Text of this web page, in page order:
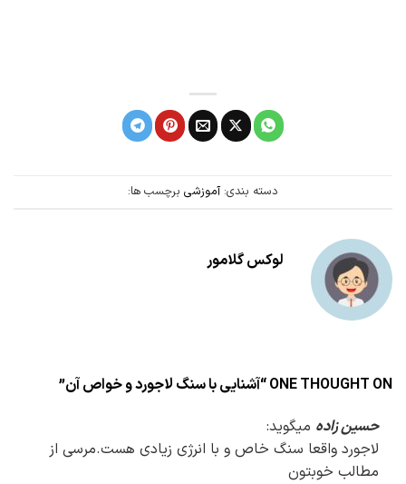
دسته بندی: آموزشی برچسب ها:
لوکس گلامور
ONE THOUGHT ON “ آشنایی با سنگ لاجورد و خواص آن”
حسین زاده میگوید:
لاجورد واقعا سنگ خاص و با انرژی زیادی هست.مرسی از
مطالب خوبتون